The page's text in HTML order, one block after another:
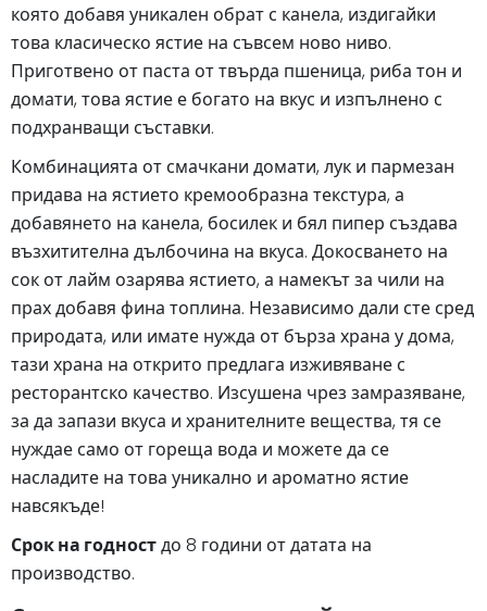
която добавя уникален обрат с канела, издигайки
това класическо ястие на съвсем ново ниво.
Приготвено от паста от твърда пшеница, риба тон и
домати, това ястие е богато на вкус и изпълнено с
подхранващи съставки.
Комбинацията от смачкани домати, лук и пармезан
придава на ястието кремообразна текстура, а
добавянето на канела, босилек и бял пипер създава
възхитителна дълбочина на вкуса. Докосването на
сок от лайм озарява ястието, а намекът за чили на
прах добавя фина топлина. Независимо дали сте сред
природата, или имате нужда от бърза храна у дома,
тази храна на открито предлага изживяване с
ресторантско качество. Изсушена чрез замразяване,
за да запази вкуса и хранителните вещества, тя се
нуждае само от гореща вода и можете да се
насладите на това уникално и ароматно ястие
навсякъде!
Срок на годностдо 8 години от датата на
производство.